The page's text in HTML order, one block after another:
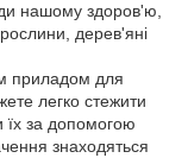
нашому здоров'ю,
дерев'яні
приладом для
легко стежити
їх за допомогою
знаходяться